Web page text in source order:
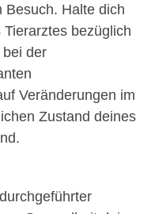
Besuch. Halte dich
bezüglich
der
Veränderungen im
Zustand deines